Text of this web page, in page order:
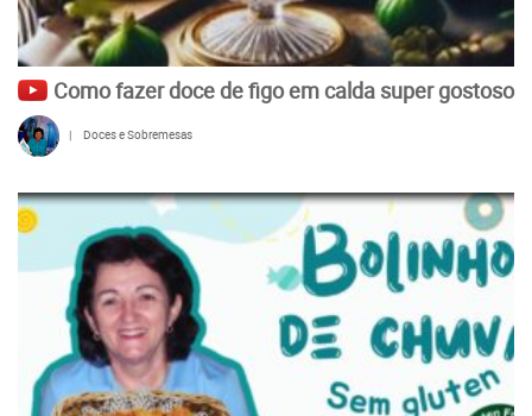
Como fazer doce de figo em calda super gostoso
| Doces e Sobremesas